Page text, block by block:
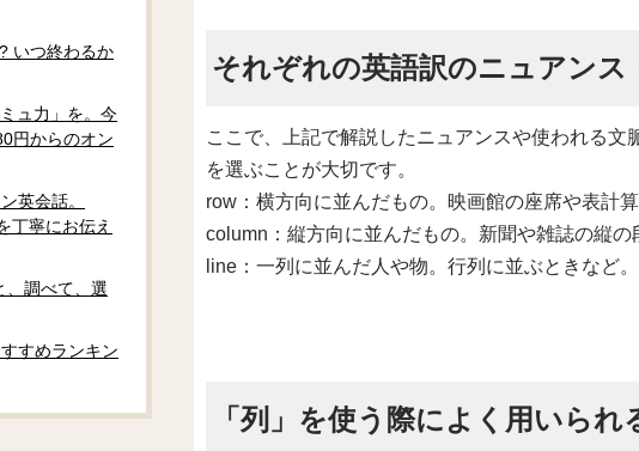
それぞれの英語訳のニュアンス
ここで、上記で解説したニュアンスや使われる
を選ぶことが大切です。
row：横方向に並んだもの。映画館の座席や表計
column：縦方向に並んだもの。新聞や雑誌の縦の
line：一列に並んだ人や物。行列に並ぶときなど。
「列」を使う際によく用いられ
いつ終わるか
ュ力」を。今
円からのオン
英会話。
丁寧にお伝え
、調べて、選
すめランキン